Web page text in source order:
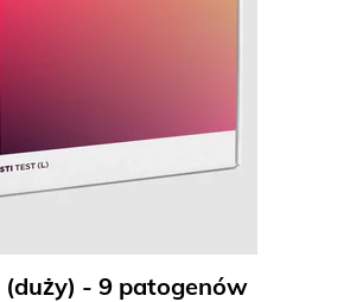
(duży) - 9 patogenów